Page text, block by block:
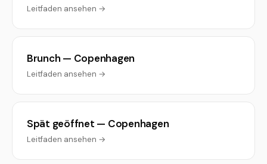
Leitfaden ansehen →
Brunch — Copenhagen
Leitfaden ansehen →
Spät geöffnet — Copenhagen
Leitfaden ansehen →